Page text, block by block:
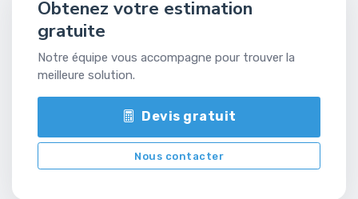
Obtenez votre estimation
gratuite
Notre équipe vous accompagne pour trouver la
meilleure solution.
Devis gratuit
Nous contacter